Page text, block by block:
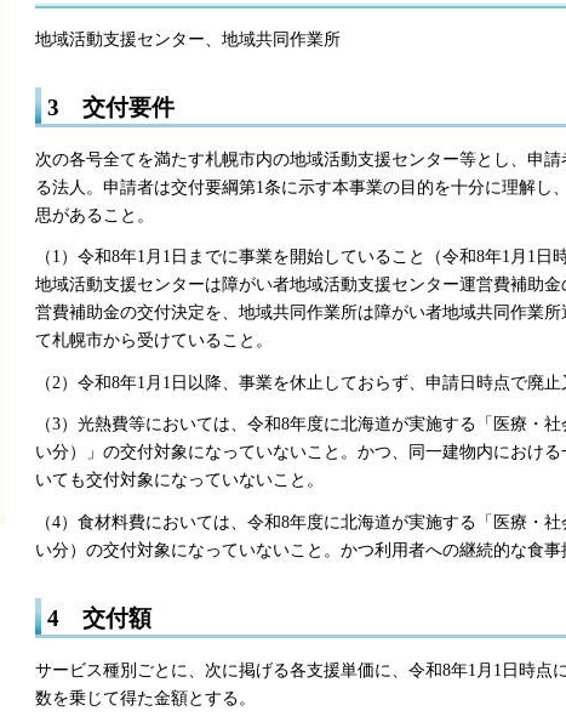
地域活動支援センター、地域共同作業所
3 交付要件
次の各号全てを満たす札幌市内の地域活動支援センター等とし、申
る法人。申請者は交付要綱第1条に示す本事業の目的を十分に理解し
思があること。
（1）令和8年1月1日までに事業を開始していること（令和8年1月1日
地域活動支援センターは障がい者地域活動支援センター運営費補助
営費補助金の交付決定を、地域共同作業所は障がい者地域共同作業
て札幌市から受けていること。
（2）令和8年1月1日以降、事業を休止しておらず、申請日時点で廃止
（3）光熱費等においては、令和8年度に北海道が実施する「医療・
い分）」の交付対象になっていないこと。かつ、同一建物内におけ
いても交付対象になっていないこと。
（4）食材料費においては、令和8年度に北海道が実施する「医療・
い分）の交付対象になっていないこと。かつ利用者への継続的な食事
4 交付額
サービス種別ごとに、次に掲げる各支援単価に、令和8年1月1日時点
数を乗じて得た金額とする。